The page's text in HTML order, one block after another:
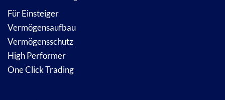
Für Einsteiger
Vermögensaufbau
Vermögensschutz
High Performer
One Click Trading